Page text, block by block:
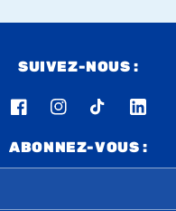
SUIVEZ-NOUS :
FacebookInstagramTikTok LinkedIn
ABONNEZ-VOUS :